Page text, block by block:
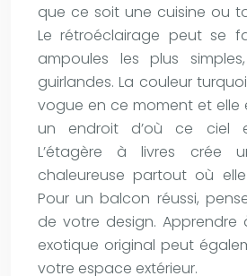
que ce soit une cuisine ou
Le rétroéclairage peut se
ampoules les plus
guirlandes. La couleur
vogue en ce moment et
un endroit d’où ce ciel
L’étagère à livres crée
chaleureuse partout où
Pour un balcon réussi,
de votre design. Apprendre
exotique original peut
votre espace extérieur.